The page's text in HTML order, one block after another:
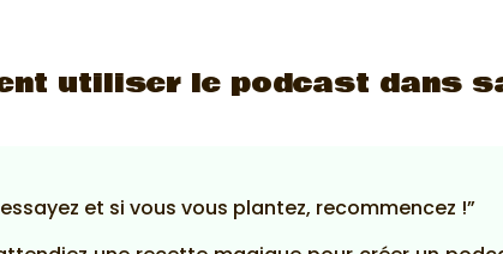
utiliser le podcast dans
et si vous vous plantez, recommencez !”